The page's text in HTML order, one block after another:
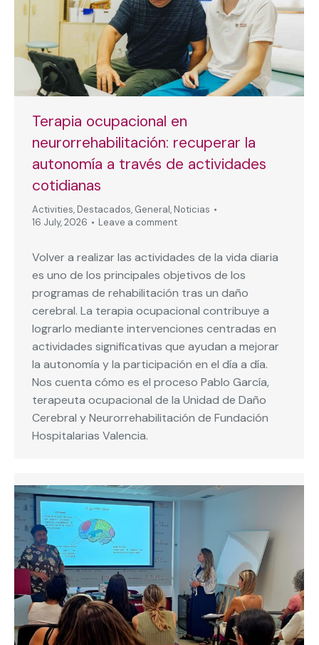
Terapia ocupacional en
neurorrehabilitación: recuperar la
autonomía a través de actividades
cotidianas
Activities, Destacados, General, Noticias
16 July, 2026
Leave a comment
Volver a realizar las actividades de la vida diaria
es uno de los principales objetivos de los
programas de rehabilitación tras un daño
cerebral. La terapia ocupacional contribuye a
lograrlo mediante intervenciones centradas en
actividades significativas que ayudan a mejorar
la autonomía y la participación en el día a día.
Nos cuenta cómo es el proceso Pablo García,
terapeuta ocupacional de la Unidad de Daño
Cerebral y Neurorrehabilitación de Fundación
Hospitalarias Valencia.